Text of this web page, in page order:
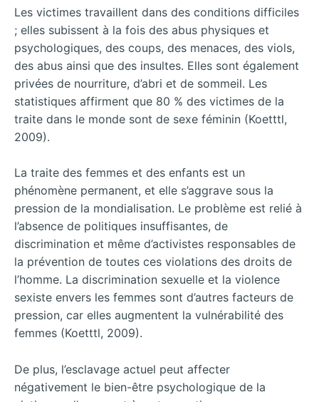
Les victimes travaillent dans des conditions difficiles
; elles subissent à la fois des abus physiques et
psychologiques, des coups, des menaces, des viols,
des abus ainsi que des insultes. Elles sont également
privées de nourriture, d’abri et de sommeil. Les
statistiques affirment que 80 % des victimes de la
traite dans le monde sont de sexe féminin (Koetttl,
2009).
La traite des femmes et des enfants est un
phénomène permanent, et elle s’aggrave sous la
pression de la mondialisation. Le problème est relié à
l’absence de politiques insuffisantes, de
discrimination et même d’activistes responsables de
la prévention de toutes ces violations des droits de
l’homme. La discrimination sexuelle et la violence
sexiste envers les femmes sont d’autres facteurs de
pression, car elles augmentent la vulnérabilité des
femmes (Koetttl, 2009).
De plus, l’esclavage actuel peut affecter
négativement le bien-être psychologique de la